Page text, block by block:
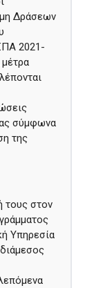
Δράσεων
2021-
μέτρα
σύμφωνα
της
τους στον
Υπηρεσία